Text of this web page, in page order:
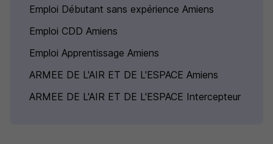
Emploi Débutant sans expérience Amiens
Emploi CDD Amiens
Emploi Apprentissage Amiens
ARMEE DE L'AIR ET DE L'ESPACE Amiens
ARMEE DE L'AIR ET DE L'ESPACE Intercepteur